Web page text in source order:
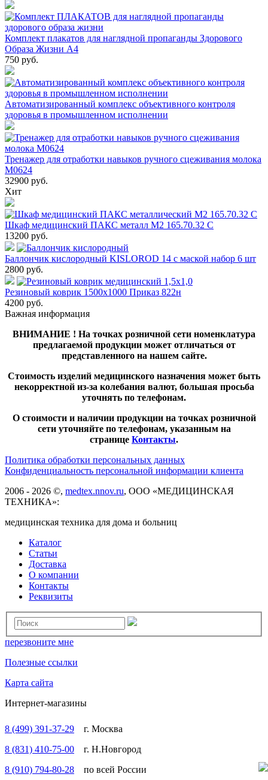
Комплект плакатов для наглядной пропаганды Здорового
Образа Жизни А4
750 руб.
Автоматизированный комплекс объективного контроля
здоровья в промышленном исполнении
Тренажер для отработки навыков ручного сцеживания молока
М0624
32900 руб.
Хит
Шкаф медицинский ПАКС металл М2 165.70.32 С
13200 руб.
Баллончик кислородный KISLOROD 14 с маской набор 6 шт
2800 руб.
Резиновый коврик 1500х1000 Приказ 822н
4200 руб.
Важная информация
ВНИМАНИЕ ! На точках розничной сети номенклатура
предлагаемой продукции может отличаться от
представленного на нашем сайте.
Стоимость изделий медицинского назначения может быть
некорректной из-за колебания валют, большая просьба
уточнять по телефонам.
О стоимости и наличии продукции на точках розничной
сети уточняйте по телефонам, указанным на
странице Контакты.
Политика обработки персональных данных
Конфиденциальность персональной информации клиента
2006 - 2026 ©, medtex.nnov.ru, ООО «МЕДИЦИНСКАЯ
ТЕХНИКА»:
медицинская техника для дома и больниц
Каталог
Статьи
Доставка
О компании
Контакты
Реквизиты
перезвоните мне
Полезные ссылки
Карта сайта
Интернет-магазины
8 (499) 391-37-29 г. Москва
8 (831) 410-75-00 г. Н.Новгород
8 (910) 794-80-28 по всей России